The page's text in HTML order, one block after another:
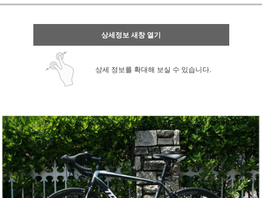
상세정보 새창 열기
상세 정보를 확대해 보실 수 있습니다.